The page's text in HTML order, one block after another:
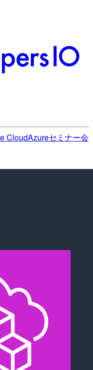
CloudAzureセミナー会